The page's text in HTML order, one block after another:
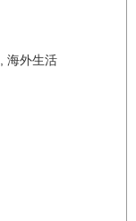
海外生活